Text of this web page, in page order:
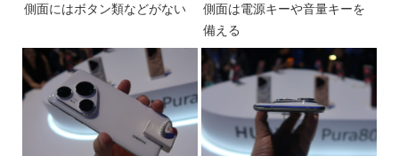
側面にはボタン類などがない
側面は電源キーや音量キーを
備える